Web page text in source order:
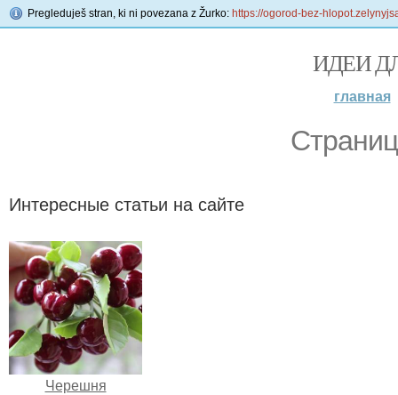
Pregleduješ stran, ki ni povezana z Žurko: https://ogorod-bez-